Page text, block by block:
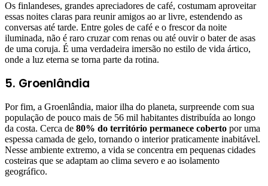
Os finlandeses, grandes apreciadores de café, costumam aproveitar
essas noites claras para reunir amigos ao ar livre, estendendo as
conversas até tarde. Entre goles de café e o frescor da noite
iluminada, não é raro cruzar com renas ou até ouvir o bater de asas
de uma coruja. É uma verdadeira imersão no estilo de vida ártico,
onde a luz eterna se torna parte da rotina.
5. Groenlândia
Por fim, a Groenlândia, maior ilha do planeta, surpreende com sua
população de pouco mais de 56 mil habitantes distribuída ao longo
da costa. Cerca de 80% do território permanece coberto por uma
espessa camada de gelo, tornando o interior praticamente inabitável.
Nesse ambiente extremo, a vida se concentra em pequenas cidades
costeiras que se adaptam ao clima severo e ao isolamento
geográfico.